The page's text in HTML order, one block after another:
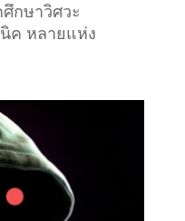
กษาวิศวะ
ค หลายแห่ง